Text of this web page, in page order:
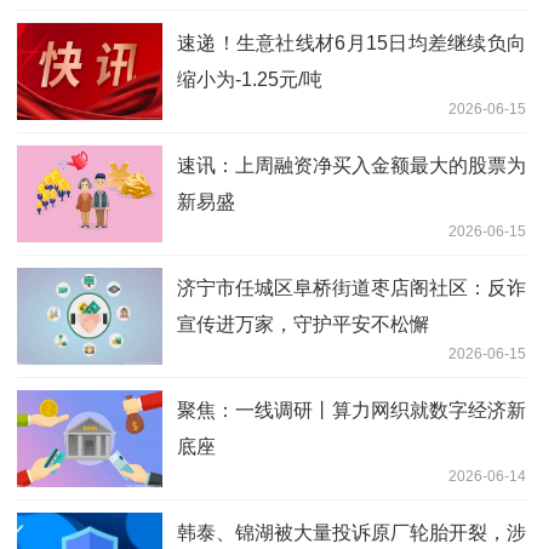
速递！生意社线材6月15日均差继续负向
缩小为-1.25元/吨
2026-06-15
速讯：上周融资净买入金额最大的股票为
新易盛
2026-06-15
济宁市任城区阜桥街道枣店阁社区：反诈
宣传进万家，守护平安不松懈
2026-06-15
聚焦：一线调研丨算力网织就数字经济新
底座
2026-06-14
韩泰、锦湖被大量投诉原厂轮胎开裂，涉